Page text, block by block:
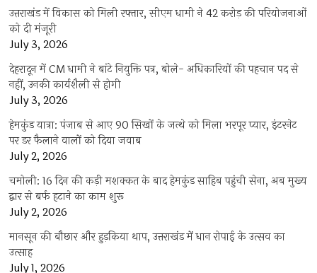
उत्तराखंड में विकास को मिली रफ्तार, सीएम धामी ने 42 करोड़ की परियोजनाओं
को दी मंजूरी
July 3, 2026
देहरादून में CM धामी ने बांटे नियुक्ति पत्र, बोले- अधिकारियों की पहचान पद से
नहीं, उनकी कार्यशैली से होगी
July 3, 2026
हेमकुंड यात्रा: पंजाब से आए 90 सिखों के जत्थे को मिला भरपूर प्यार, इंटरनेट
पर डर फैलाने वालों को दिया जवाब
July 2, 2026
चमोली: 16 दिन की कड़ी मशक्कत के बाद हेमकुंड साहिब पहुंची सेना, अब मुख्य
द्वार से बर्फ हटाने का काम शुरू
July 2, 2026
मानसून की बौछार और हुड़किया थाप, उत्तराखंड में धान रोपाई के उत्सव का
उत्साह
July 1, 2026